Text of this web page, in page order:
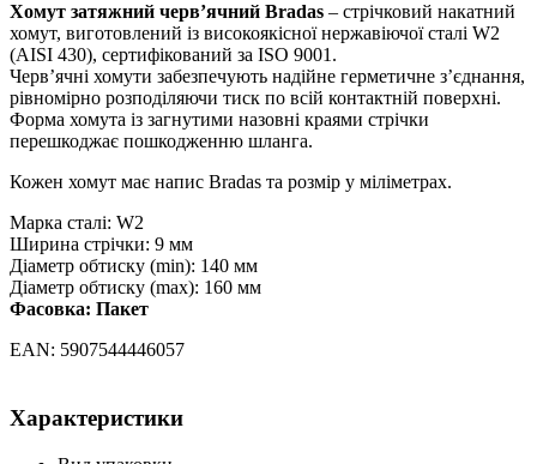
Хомут затяжний черв’ячний Bradas – стрічковий накатний
хомут, виготовлений із високоякісної нержавіючої сталі W2
(AISI 430), сертифікований за ISO 9001.
Черв’ячні хомути забезпечують надійне герметичне з’єднання,
рівномірно розподіляючи тиск по всій контактній поверхні.
Форма хомута із загнутими назовні краями стрічки
перешкоджає пошкодженню шланга.
Кожен хомут має напис Bradas та розмір у міліметрах.
Марка сталі: W2
Ширина стрічки: 9 мм
Діаметр обтиску (min): 140 мм
Діаметр обтиску (max): 160 мм
Фасовка: Пакет
EAN: 5907544446057
Характеристики